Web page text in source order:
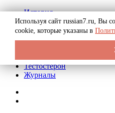
История
Биография
Криминал
Реклама на сайте
Тестостерон
Журналы
Используя сайт russian7.ru, Вы
cookie, которые указаны в